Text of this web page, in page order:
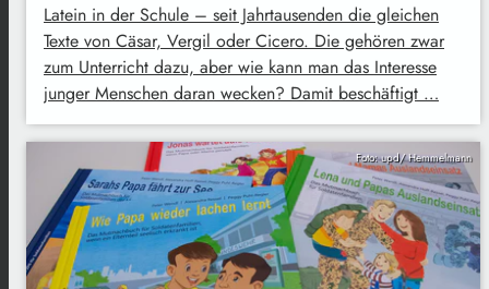
Latein in der Schule – seit Jahrtausenden die gleichen
Texte von Cäsar, Vergil oder Cicero. Die gehören zwar
zum Unterricht dazu, aber wie kann man das Interesse
junger Menschen daran wecken? Damit beschäftigt …
Foto: upd/ Hemmelmann